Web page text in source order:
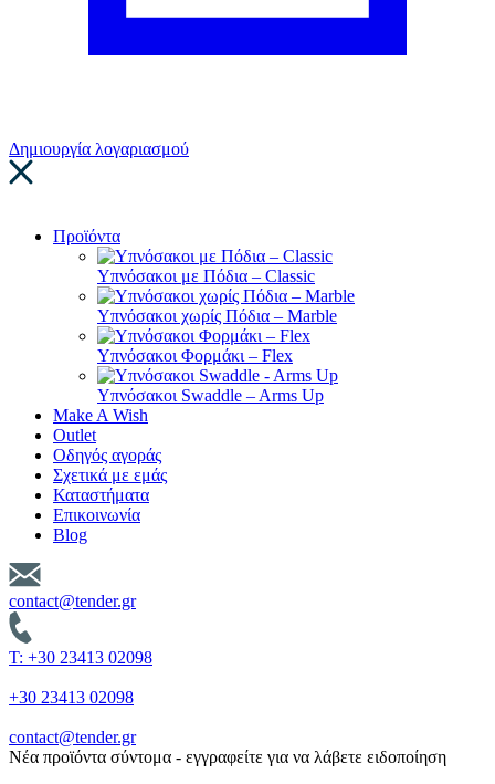
Δημιουργία λογαριασμού
Προϊόντα
Υπνόσακοι με Πόδια – Classic
Υπνόσακοι χωρίς Πόδια – Marble
Υπνόσακοι Φορμάκι – Flex
Υπνόσακοι Swaddle – Arms Up
Make A Wish
Outlet
Οδηγός αγοράς
Σχετικά με εμάς
Καταστήματα
Επικοινωνία
Blog
contact@tender.gr
T: +30 23413 02098
+30 23413 02098
contact@tender.gr
Νέα προϊόντα σύντομα - εγγραφείτε για να λάβετε ειδοποίηση